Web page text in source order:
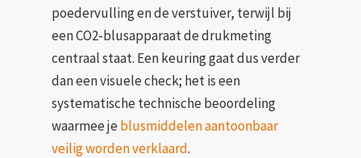
poedervulling en de verstuiver, terwijl bij
een CO2-blusapparaat de drukmeting
centraal staat. Een keuring gaat dus verder
dan een visuele check; het is een
systematische technische beoordeling
waarmee jeblusmiddelen aantoonbaar
veilig worden verklaard.